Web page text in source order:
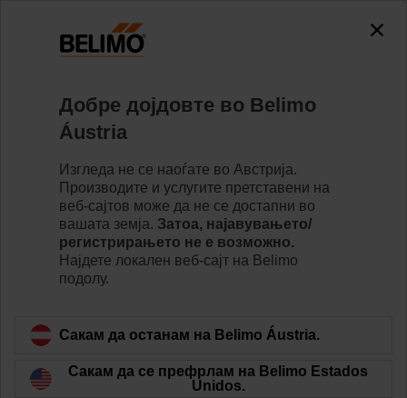
Почетна страница
Product and Price Catalogue /
Datanorm
Добре дојдовте во Belimo
Áustria
Изгледа не се наоѓате во Австрија.
Производите и услугите претставени на
веб-сајтов може да не се достапни во
вашата земја. Затоа, најавувањето/
регистрирањето не е возможно.
Најдете локалeн веб-сајт на Belimo
подолу.
Сакам да останам на Belimo Áustria.
Сакам да се префрлам на Belimo Estados
Unidos.